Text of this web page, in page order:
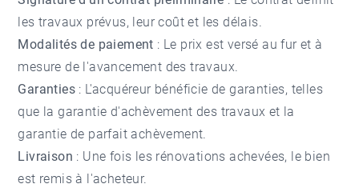
les travaux prévus, leur coût et les délais.
Modalités de paiement : Le prix est versé au fur et à
mesure de l'avancement des travaux.
Garanties : L'acquéreur bénéficie de garanties, telles
que la garantie d'achèvement des travaux et la
garantie de parfait achèvement.
Livraison : Une fois les rénovations achevées, le bien
est remis à l'acheteur.